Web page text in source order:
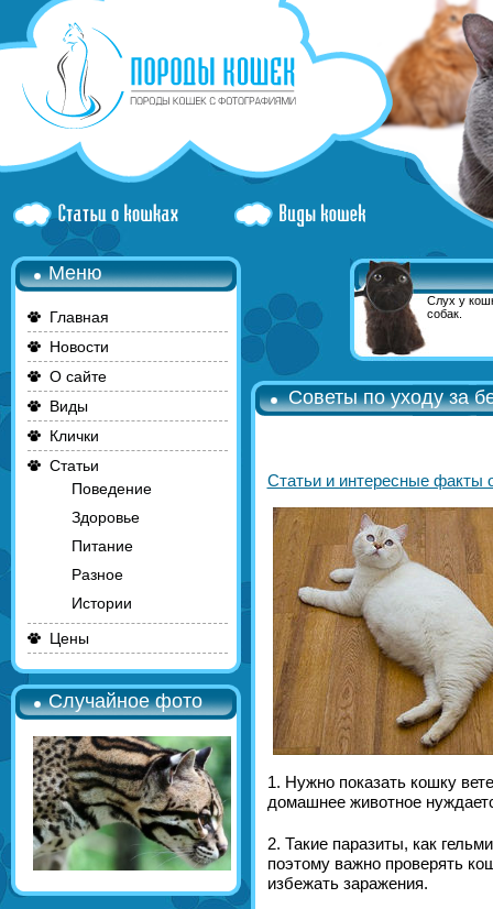
Меню
Главная
Новости
О сайте
Виды
Клички
Статьи
Поведение
Здоровье
Питание
Разное
Истории
Цены
Случайное фото
Слух у
собак.
Советы по уходу за
Статьи и интересные факты
1. Нужно показать кошку
домашнее животное
2. Такие паразиты, как
поэтому важно проверять
избежать заражения.